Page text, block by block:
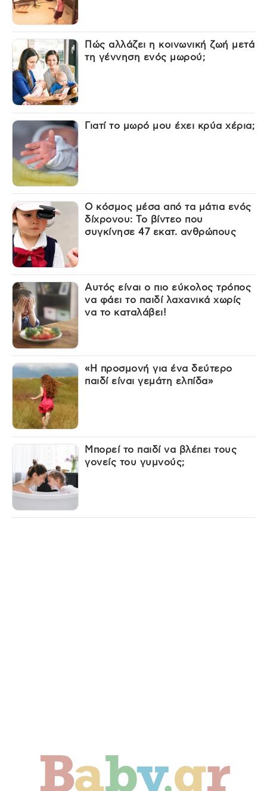
Πώς αλλάζει η κοινωνική ζωή μετά
τη γέννηση ενός μωρού;
Γιατί το μωρό μου έχει κρύα χέρια;
Ο κόσμος μέσα από τα μάτια ενός
δίχρονου: Το βίντεο που
συγκίνησε 47 εκατ. ανθρώπους
Αυτός είναι ο πιο εύκολος τρόπος
να φάει το παιδί λαχανικά χωρίς
να το καταλάβει!
«Η προσμονή για ένα δεύτερο
παιδί είναι γεμάτη ελπίδα»
Μπορεί το παιδί να βλέπει τους
γονείς του γυμνούς;